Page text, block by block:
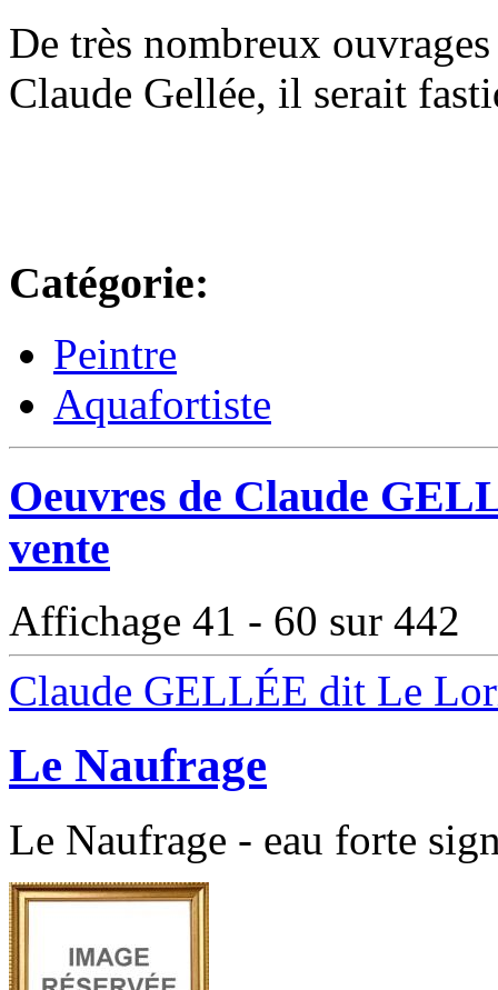
De très nombreux
Claude Gellée, il serait
Catégorie:
Peintre
Aquafortiste
Oeuvres de Claude
vente
Affichage 41 - 60 sur 442
Claude GELLÉE dit Le
Le Naufrage
Le Naufrage - eau forte